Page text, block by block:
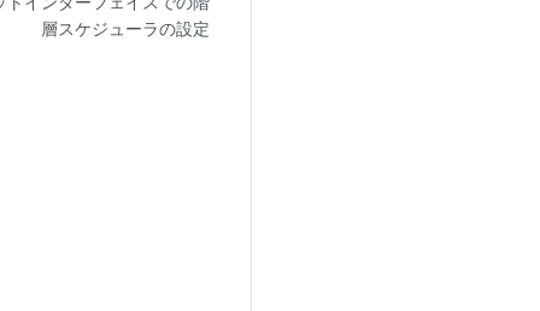
層スケジューラの設定